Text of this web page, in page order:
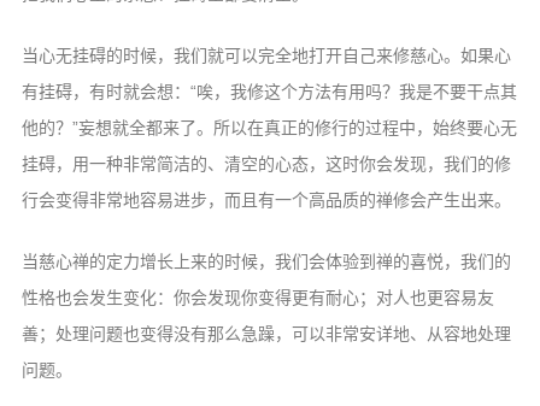
当心无挂碍的时候，我们就可以完全地打开自己来修慈心。如果心
有挂碍，有时就会想：“唉，我修这个方法有用吗？我是不要干点其
他的？”妄想就全都来了。所以在真正的修行的过程中，始终要心无
挂碍，用一种非常简洁的、清空的心态，这时你会发现，我们的修
行会变得非常地容易进步，而且有一个高品质的禅修会产生出来。
当慈心禅的定力增长上来的时候，我们会体验到禅的喜悦，我们的
性格也会发生变化：你会发现你变得更有耐心；对人也更容易友
善；处理问题也变得没有那么急躁，可以非常安详地、从容地处理
问题。